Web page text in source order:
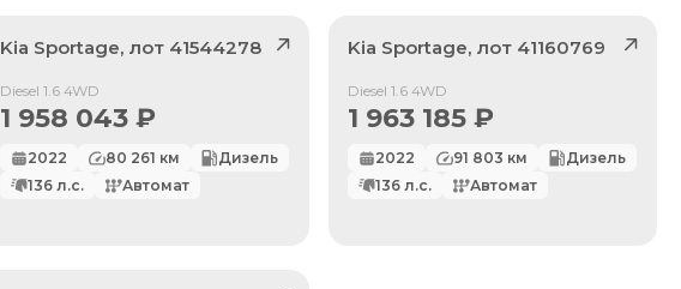
Kia Sportage, лот 41544278
Продан
Diesel 1.6 4WD
1 958 043₽
2022 80 261 км
Дизель
136л.с. Автомат
Kia Sportage, лот 41160769
Продан
Diesel 1.6 4WD
1 963 185₽
2022 91 803 км
Дизель
136л.с. Автомат